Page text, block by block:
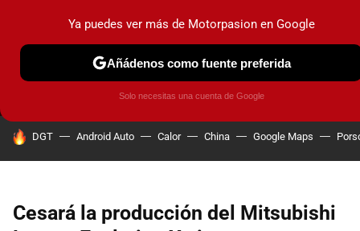
MENÚ NUEVO
COCHES ELÉCTRICOS OBSERVATORIO
HOY SE HABLA DE
DGT Android Auto Calor China Google Maps
Cesará la producción del Mitsubishi
Ya puedes ver más de Motorpasion en Google
Añádenos como fuente preferida
Solo necesitas una cuenta de Google